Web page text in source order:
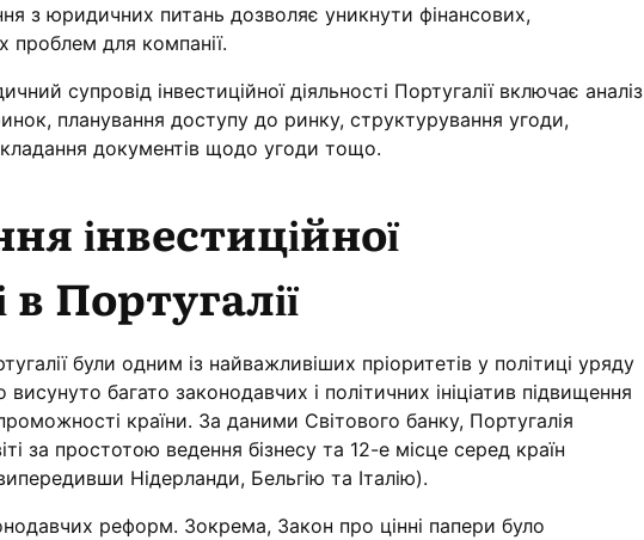
з юридичних питань дозволяє уникнути фінансових,
проблем для компанії.
супровід інвестиційної діяльності Португалії включає аналіз
планування доступу до ринку, структурування угоди,
документів щодо угоди тощо.
інвестиційної
в Португалії
були одним із найважливіших пріоритетів у політиці уряду
багато законодавчих і політичних ініціатив підвищення
країни. За даними Світового банку, Португалія
за простотою ведення бізнесу та 12-е місце серед країн
Нідерланди, Бельгію та Італію).
реформ. Зокрема, Закон про цінні папери було